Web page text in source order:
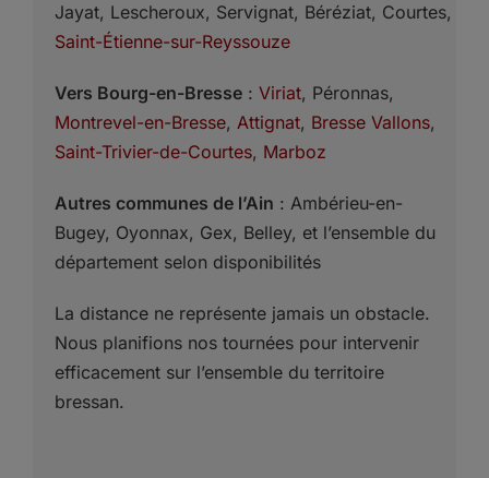
Jayat, Lescheroux, Servignat, Béréziat, Courtes,
Saint-Étienne-sur-Reyssouze
Vers Bourg-en-Bresse: Viriat, Péronnas,
Montrevel-en-Bresse, Attignat, Bresse Vallons,
Saint-Trivier-de-Courtes, Marboz
Autres communes de l’Ain : Ambérieu-en-
Bugey, Oyonnax, Gex, Belley, et l’ensemble du
département selon disponibilités
La distance ne représente jamais un obstacle.
Nous planifions nos tournées pour intervenir
efficacement sur l’ensemble du territoire
bressan.